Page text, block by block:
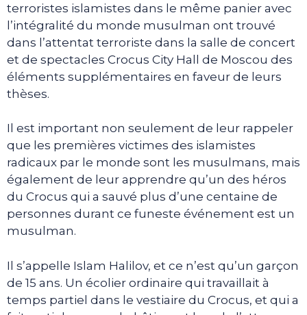
terroristes islamistes dans le même panier avec
l’intégralité du monde musulman ont trouvé
dans l’attentat terroriste dans la salle de concert
et de spectacles Crocus City Hall de Moscou des
éléments supplémentaires en faveur de leurs
thèses.
Il est important non seulement de leur rappeler
que les premières victimes des islamistes
radicaux par le monde sont les musulmans, mais
également de leur apprendre qu’un des héros
du Crocus qui a sauvé plus d’une centaine de
personnes durant ce funeste événement est un
musulman.
Il s’appelle Islam Halilov, et ce n’est qu’un garçon
de 15 ans. Un écolier ordinaire qui travaillait à
temps partiel dans le vestiaire du Crocus, et qui a